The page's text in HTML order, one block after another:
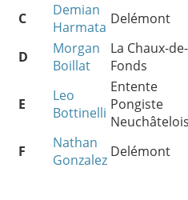
C
Demian
Harmata Delémont
D
Morgan
Boillat
La Chaux-de-
Fonds
E
Leo
Bottinelli
Entente
Pongiste
F
Nathan
Gonzalez Delémont